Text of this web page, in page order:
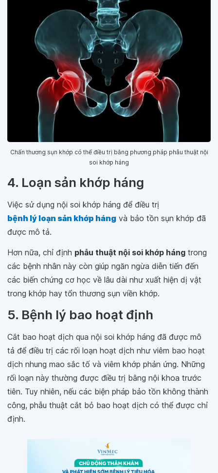
Chấn thương sụn khớp có thể điều trị bằng phương pháp phẫu thuật nội
soi khớp háng
4. Loạn sản khớp háng
Việc sử dụng nội soi khớp háng để điều trị
bệnh lý loạn sản khớp háng và bảo tồn sụn khớp đã
được mô tả.
Hơn nữa, chỉ định phẫu thuật nội soi khớp háng trong
các bệnh nhân này còn giúp ngăn ngừa diễn tiến đến
các biến chứng cơ học về lâu dài như xuất hiện dị vật
trong khớp hay tổn thương sụn viền khớp.
5. Bệnh lý bao hoạt định
Cắt bao hoạt dịch qua nội soi khớp háng đã được mô
tả để điều trị các rối loạn hoạt dịch như viêm bao hoạt
dịch nhung mao sắc tố và viêm khớp phản ứng. Những
rối loạn này thường được điều trị bằng nội khoa trước
tiên. Tuy nhiên, nếu các biện pháp bảo tồn không thành
công, phẫu thuật cắt bỏ bao hoạt dịch có thể được chỉ
định.